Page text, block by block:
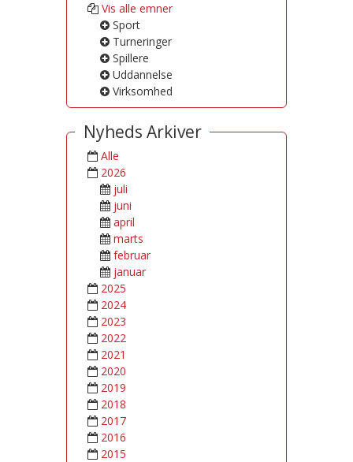
Vis alle emner
Sport
Turneringer
Spillere
Uddannelse
Virksomhed
Nyheds Arkiver
Alle
2026
juli
juni
april
marts
februar
januar
2025
2024
2023
2022
2021
2020
2019
2018
2017
2016
2015